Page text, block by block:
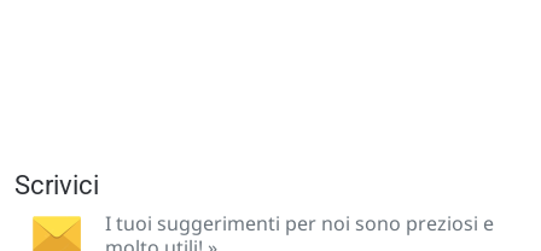
Scrivici
I tuoi suggerimenti per noi sono preziosi e